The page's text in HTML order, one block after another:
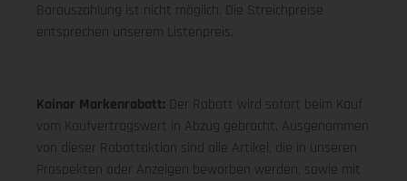
Barauszahlung ist nicht möglich. Die Streichpreise
entsprechen unserem Listenpreis.
Koinor Markenrabatt: Der Rabatt wird sofort beim Kauf
vom Kaufvertragswert in Abzug gebracht. Ausgenommen
von dieser Rabattaktion sind alle Artikel, die in unseren
Prospekten oder Anzeigen beworben werden, sowie mit